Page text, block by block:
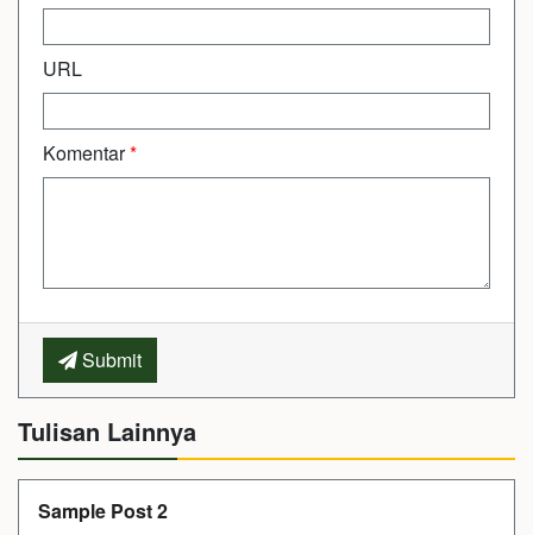
URL
Komentar*
Submit
Tulisan Lainnya
Sample Post 2